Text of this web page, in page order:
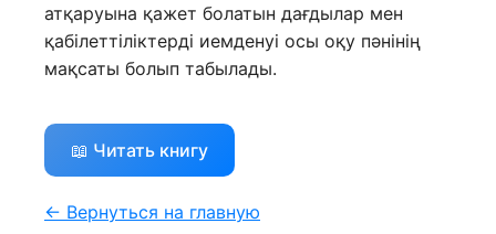
атқаруына қажет болатын дағдылар мен
қабілеттіліктерді иемденуі осы оқу пәнінің
мақсаты болып табылады.
📖 Читать книгу
← Вернуться на главную